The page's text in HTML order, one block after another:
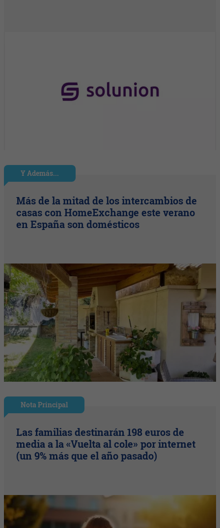
Y Además...
Más de la mitad de los intercambios de
casas con HomeExchange este verano
en España son domésticos
Nota Principal
Las familias destinarán 198 euros de
media a la «Vuelta al cole» por internet
(un 9% más que el año pasado)